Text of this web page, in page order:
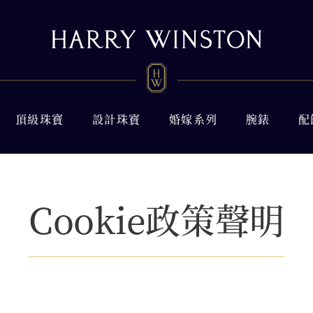
頂級珠寶 設計珠寶 婚嫁系列 腕錶
Cookie政策聲明